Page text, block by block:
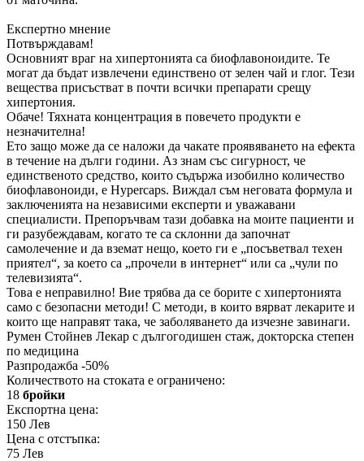
Експертно мнение
Потвърждавам!
Основният враг на хипертонията са биофлавоноидите. Те
могат да бъдат извлечени единствено от зелен чай и глог. Тези
вещества присъстват в почти всички препарати срещу
хипертония.
Обаче! Тяхната концентрация в повечето продукти е
незначителна!
Ето защо може да се наложи да чакате проявяването на ефекта
в течение на дълги години. Аз знам със сигурност, че
единственото средство, които съдържа изобилно количество
биофлавоноиди, е Hypercaps. Виждал съм неговата формула и
заключенията на независими експерти и уважавани
специалисти. Препоръчвам тази добавка на моите пациенти и
ги разубеждавам, когато те са склонни да започнат
самолечение и да вземат нещо, което ги е „посъветвал техен
приятел“, за което са „прочели в интернет“ или са „чули по
телевизията“.
Това е неправилно! Вие трябва да се борите с хипертонията
само с безопасни методи! С методи, в които вярват лекарите и
които ще направят така, че заболяването да изчезне завинаги.
Румен Стойнев Лекар с дългогодишен стаж, докторска степен
по медицина
Разпродажба -50%
Количеството на стоката е ограничено:
18 бройки
Експортна цена:
150 Лев
Цена с отстъпка:
75 Лев